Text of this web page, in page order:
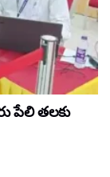
పేలి తలకు